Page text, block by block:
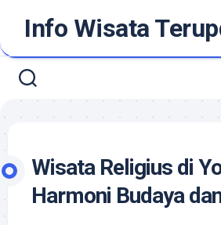
contentInfo Wisata
Wisata Religius di
Harmoni Budaya